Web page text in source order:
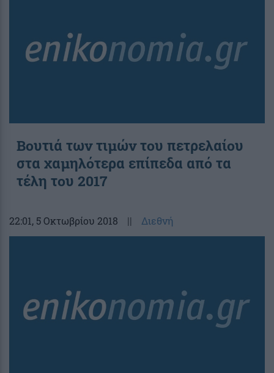
Βουτιά των τιμών του πετρελαίου
στα χαμηλότερα επίπεδα από τα
τέλη του 2017
22:01, 5 Οκτωβρίου 2018 || Διεθνή